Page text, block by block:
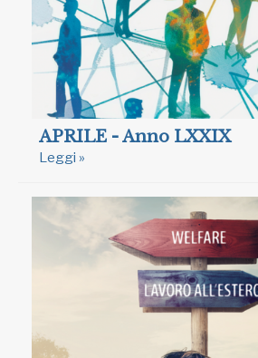
APRILE - Anno LXXIX
Leggi »